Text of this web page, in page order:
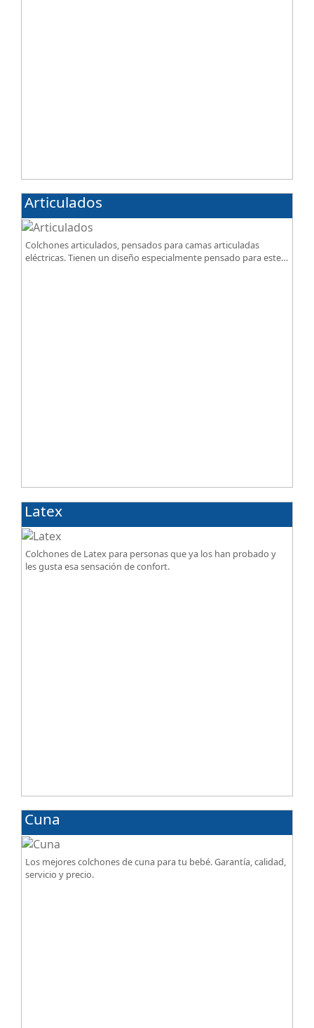
Articulados
Colchones articulados, pensados para camas articuladas
eléctricas. Tienen un diseño especialmente pensado para este
Latex
Colchones de Latex para personas que ya los han probado y
les gusta esa sensación de confort.
Cuna
Los mejores colchones de cuna para tu bebé. Garantía, calidad,
servicio y precio.